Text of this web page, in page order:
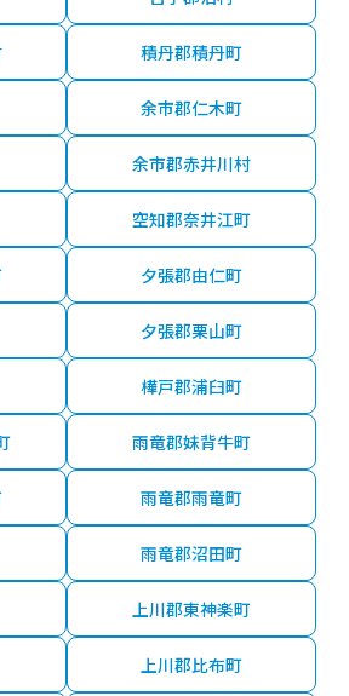
積丹郡積丹町
余市郡仁木町
余市郡赤井川村
空知郡奈井江町
夕張郡由仁町
夕張郡栗山町
樺戸郡浦臼町
雨竜郡妹背牛町
雨竜郡雨竜町
雨竜郡沼田町
上川郡東神楽町
上川郡比布町